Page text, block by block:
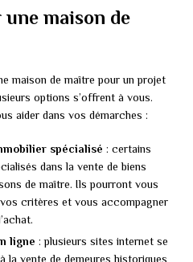
maison de
maison de maître pour un projet
options s’offrent à vous.
aider dans vos démarches :
spécialisé : certains
dans la vente de biens
de maître. Ils pourront vous
critères et vous accompagner
ligne : plusieurs sites internet se
la vente de demeures historiques